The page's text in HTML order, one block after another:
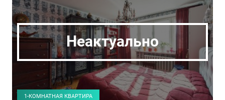
Неактуально
1-КОМНАТНАЯ КВАРТИРА